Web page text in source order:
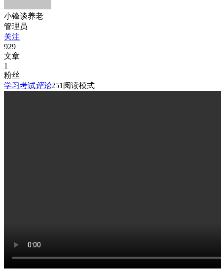
小锋谈养老
管理员
关注
929
文章
1
粉丝
学习考试评论251 阅读模式